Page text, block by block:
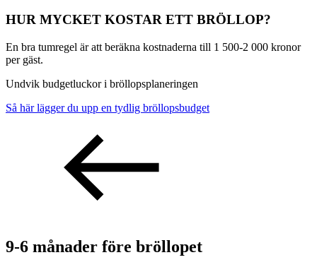
HUR MYCKET KOSTAR ETT BRÖLLOP?
En bra tumregel är att beräkna kostnaderna till 1 500-2 000 kronor
per gäst.
Undvik budgetluckor i bröllopsplaneringen
Så här lägger du upp en tydlig bröllopsbudget
9-6 månader före bröllopet